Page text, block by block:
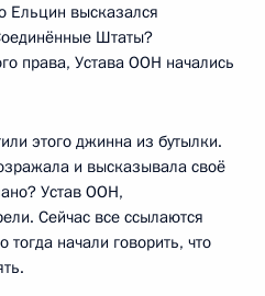
Ельцин высказался
Штаты?
права, Устава ООН начались
этого джинна из бутылки.
и высказывала своё
Устав ООН,
Сейчас все ссылаются
начали говорить, что